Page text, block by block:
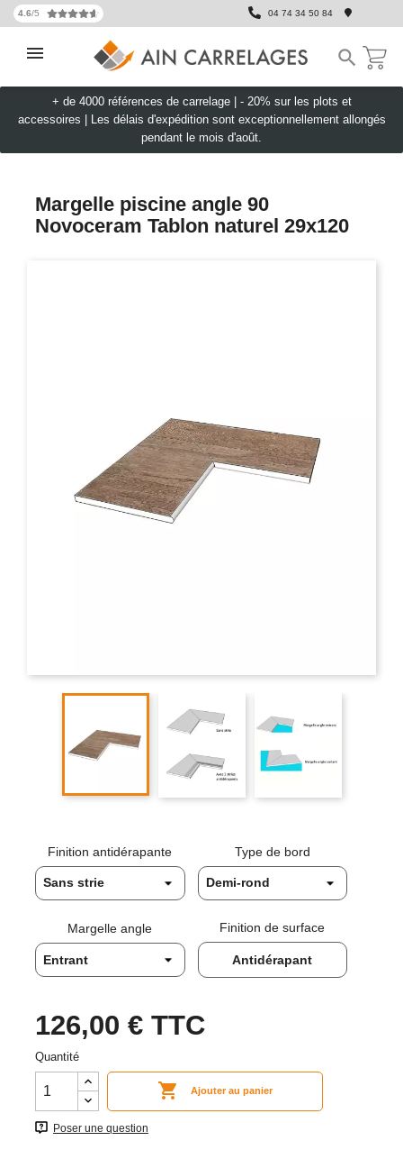
4.6/5 04 74 34 50 84

+ de 4000 références de carrelage | - 20% sur les plots et
accessoires
Les délais d'expédition sont exceptionnellement allongés
pendant le mois d'août.
Margelle piscine angle 90
Novoceram Tablon naturel 29x120
Finition antidérapante Type de bord
Margelle angle Finition de surface
Antidérapant
126,00 € TTC
Quantité
 Ajouter au panier
Poser une question